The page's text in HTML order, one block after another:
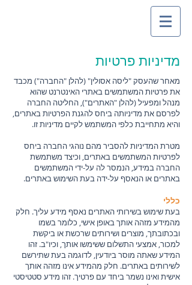
מדיניות פרטיות
מאחר שהעסק "ליסה אסולין" (להלן "החברה") מכבד
את פרטיות המשתמשים באתרי האינטרנט שהוא
מנהל ומפעיל (להלן "האתרים"), החליטה החברה
לפרסם את מדיניותה ביחס להגנת הפרטיות באתרים,
והיא מתחייבת כלפי המשתמש לקיים מדיניות זו.
מטרת המדיניות להסביר מהם נוהגי החברה ביחס
לפרטיות המשתמשים באתרים, וכיצד משתמשת
החברה במידע, הנמסר לה על-ידי המשתמשים
באתרים או הנאסף על-ידה בעת השימוש באתרים.
כללי
בעת שימוש בשירותי האתרים נאסף מידע עליך. חלק
מהמידע מזהה אותך באופן אישי, כלומר בשמו
ובכתובתך, מוצרים ושירותים שרכשת או ביקשת
למכור, אמצעי התשלום ששימשו אותך, וכיו"ב. זהו
המידע שאתה מוסר ביודעין, לדוגמה בעת שתירשם
לשירותים באתרים. חלק מהמידע אינו מזהה אותך
אישית ואינו נשמר ביחד עם פרטיך. זהו מידע סטטיסטי